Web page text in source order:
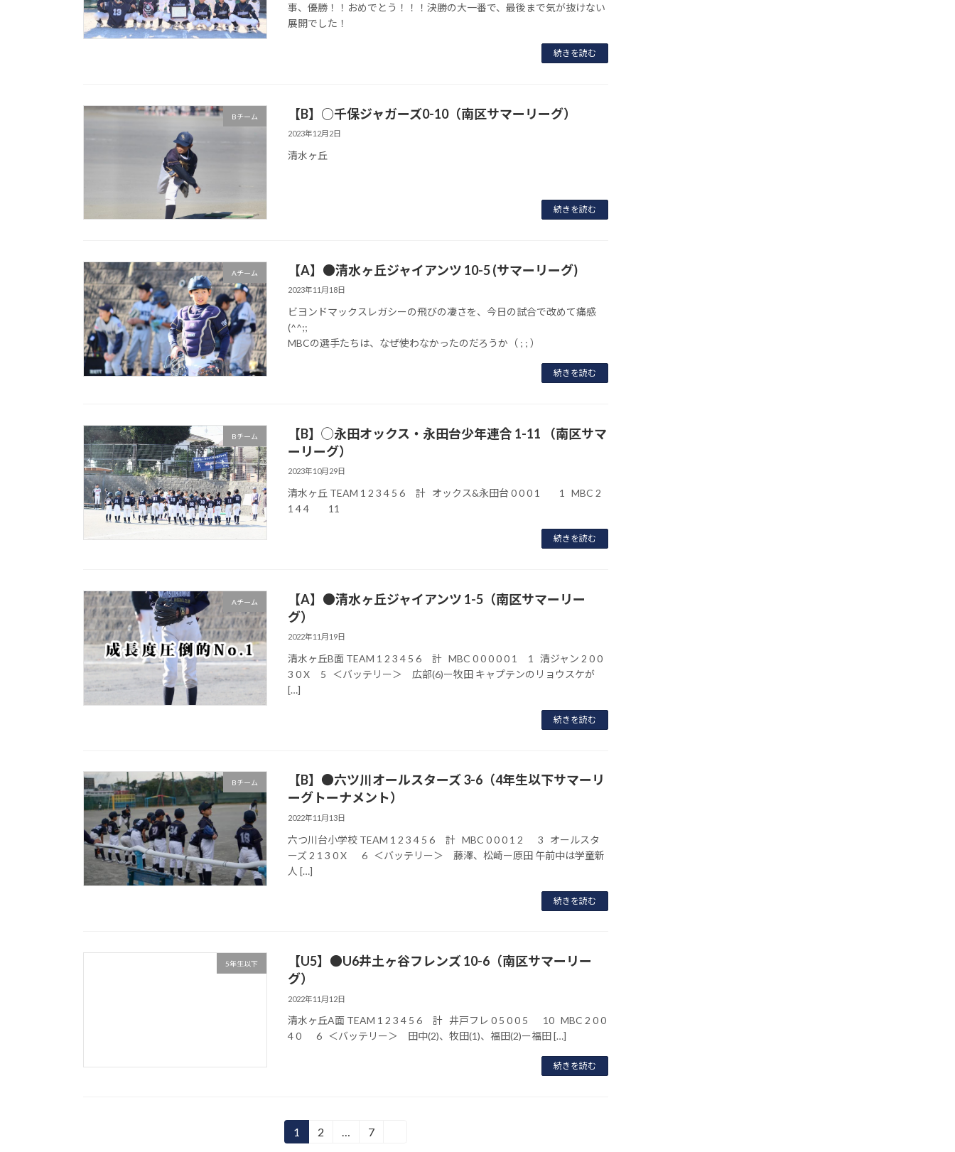
事、優勝！！おめでとう！！！決勝の大一番で、最後まで気が抜けない
展開でした！
続きを読む
Bチーム 【B】○千保ジャガーズ0-10（南区サマーリーグ）
2023年12月2日
清水ヶ丘
続きを読む
Aチーム 【A】●清水ヶ丘ジャイアンツ 10-5 (サマーリーグ)
2023年11月18日
ビヨンドマックスレガシーの飛びの凄さを、今日の試合で改めて痛感
(^^;;
MBCの選手たちは、なぜ使わなかったのだろうか（ ; ; ）
続きを読む
Bチーム
【B】◯永田オックス・永田台少年連合 1-11 （南区サマ
ーリーグ）
2023年10月29日
清水ヶ丘 TEAM 1 2 3 4 5 6 計 オックス&永田台 0 0 0 1 1 MBC 2
1 4 4 11
続きを読む
Aチーム
【A】●清水ヶ丘ジャイアンツ 1-5（南区サマーリー
グ）
2022年11月19日
清水ヶ丘B面 TEAM 1 2 3 4 5 6 計 MBC 0 0 0 0 0 1 1 清ジャン 2 0 0
3 0 X 5 ＜バッテリー＞ 広部(6)ー牧田 キャプテンのリョウスケが
[…]
続きを読む
Bチーム
【B】●六ツ川オールスターズ 3-6（4年生以下サマーリ
ーグトーナメント）
2022年11月13日
六つ川台小学校 TEAM 1 2 3 4 5 6 計 MBC 0 0 0 1 2 3 オールスタ
ーズ 2 1 3 0 X 6 ＜バッテリー＞ 藤澤、松崎ー原田 午前中は学童新
人 […]
続きを読む
5年生以下
【U5】●U6井土ヶ谷フレンズ 10-6（南区サマーリー
グ）
2022年11月12日
清水ヶ丘A面 TEAM 1 2 3 4 5 6 計 井戸フレ 0 5 0 0 5 10 MBC 2 0 0
4 0 6 ＜バッテリー＞ 田中(2)、牧田(1)、福田(2)ー福田 […]
続きを読む
固
1
固
2 …
固
7